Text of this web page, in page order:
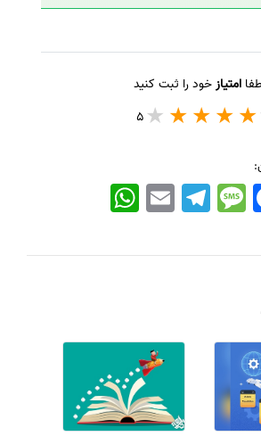
امتیازخود را ثبت کنید
5
WhatsApp EmailTelegramMessage